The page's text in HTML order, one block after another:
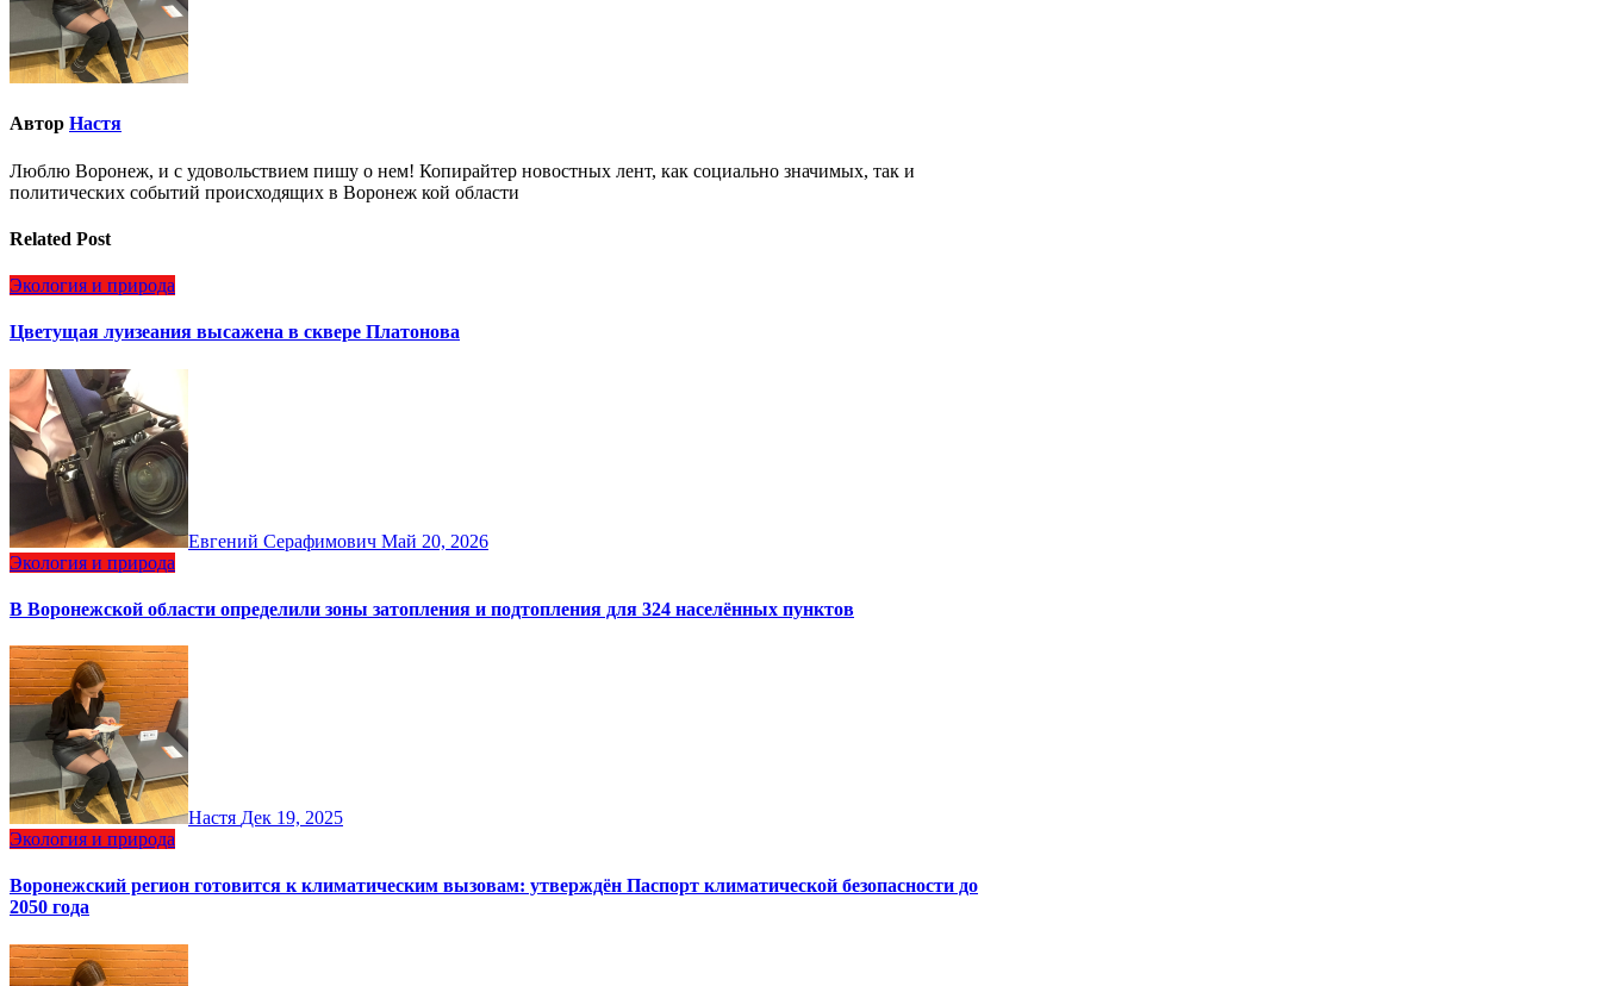
Автор Настя
Люблю Воронеж, и с удовольствием пишу о нем! Копирайтер новостных лент, как социально значимых, так и
политических событий происходящих в Воронеж кой области
Related Post
Экология и природа
Цветущая луизеания высажена в сквере Платонова
Евгений Серафимович Май 20, 2026
Экология и природа
В Воронежской области определили зоны затопления и подтопления для 324 населённых пунктов
Настя Дек 19, 2025
Экология и природа
Воронежский регион готовится к климатическим вызовам: утверждён Паспорт климатической безопасности до
2050 года